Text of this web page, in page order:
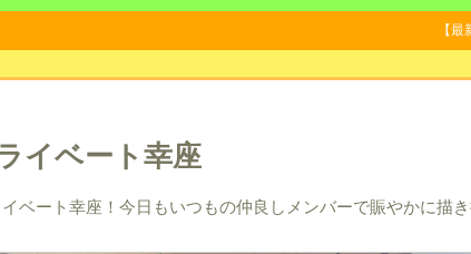
【
イベート幸座
ベート幸座！今日もいつもの仲良しメンバーで賑やかに描き